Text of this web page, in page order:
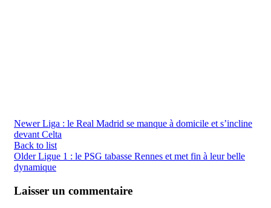
Newer Liga : le Real Madrid se manque à domicile et s’incline
devant Celta
Back to list
Older Ligue 1 : le PSG tabasse Rennes et met fin à leur belle
dynamique
Laisser un commentaire